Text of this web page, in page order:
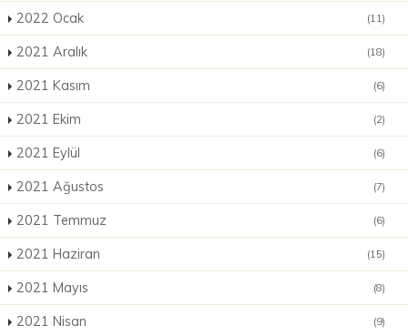
2022 Ocak (11)
2021 Aralık (18)
2021 Kasım (6)
2021 Ekim (2)
2021 Eylül (6)
2021 Ağustos (7)
2021 Temmuz (6)
2021 Haziran (15)
2021 Mayıs (8)
2021 Nisan (9)